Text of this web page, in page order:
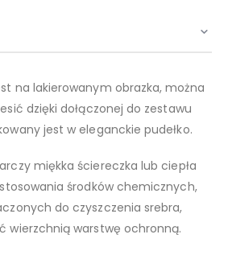
na lakierowanym obrazka, można
dzięki dołączonej do zestawu
jest w eleganckie pudełko.
miękka ściereczka lub ciepła
środków chemicznych,
do czyszczenia srebra,
wierzchnią warstwę ochronną.